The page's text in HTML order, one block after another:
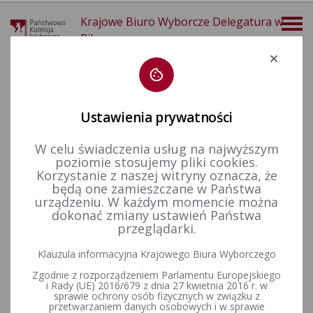
Krajowe Biuro Wyborcze Delegatura w
Pile
Wybory do Sejmu i do Senatu Wybory do Sejmu i Senatu w 2023 r. Informacje ogólne
Wyniki wyborów do Sejmu Rzeczypospolitej Polskiej i do
października 2023 r. oraz protokół referendum
ogólnokrajowego na obszarze Okręgowej Komisji Wyborczej
w Pile
Ustawienia prywatności
W celu świadczenia usług na najwyższym
poziomie stosujemy pliki cookies.
Korzystanie z naszej witryny oznacza, że
będą one zamieszczane w Państwa
urządzeniu. W każdym momencie można
dokonać zmiany ustawień Państwa
przeglądarki.
Klauzula informacyjna Krajowego Biura Wyborczego
Zgodnie z rozporządzeniem Parlamentu Europejskiego
i Rady (UE) 2016/679 z dnia 27 kwietnia 2016 r. w
sprawie ochrony osób fizycznych w związku z
przetwarzaniem danych osobowych i w sprawie